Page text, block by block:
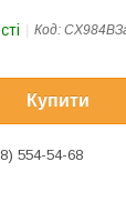
Код:
Купити
554-54-68